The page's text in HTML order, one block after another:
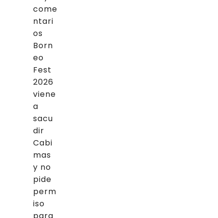
come
ntari
os
Born
eo
Fest
2026
viene
a
sacu
dir
Cabi
mas
y no
pide
perm
iso
para